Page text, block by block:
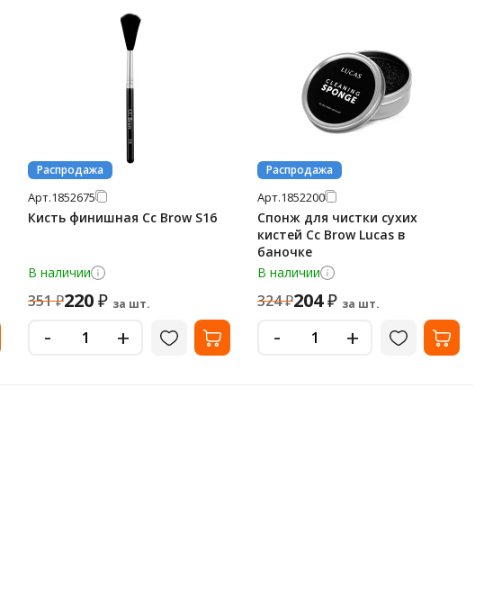
Распродажа
Арт.1852675
Кисть финишная Cc Brow S16
В наличии
351₽220₽ за шт.
- +
Распродажа
Арт.1852200
Спонж для чистки сухих
кистей Cc Brow Lucas в
баночке
В наличии
324₽204₽ за шт.
- +